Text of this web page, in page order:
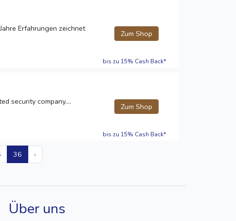
Erfahrungen zeichnet
Zum Shop
bis zu 15% Cash Back*
security company....
Zum Shop
bis zu 15% Cash Back*
36 ›
Über uns